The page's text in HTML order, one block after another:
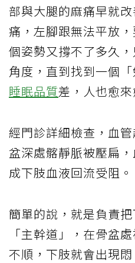
部與大腿的麻痛早就
痛，左腳跟無法平放
個姿勢又撐不了多久
角度，直到找到一個
睡眠品質差，人也愈來
經門診詳細檢查，血
盆深處髂靜脈被壓扁
成下肢血液回流受阻。
簡單的說，就是負責
「主幹道」，在骨盆
不順，下肢就會出現